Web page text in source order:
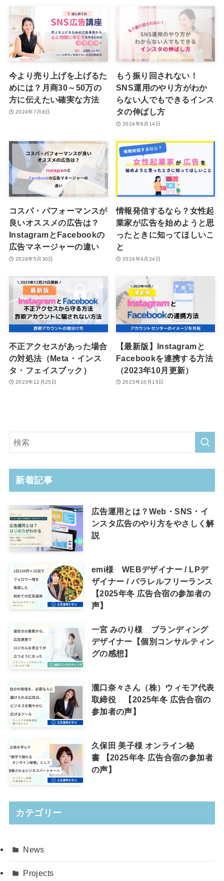
今より売り上げを上げるた
めには？月商30～50万の
方に伝えたい確実な方法
2024年7月8日
もう振り回されない！
SNS運用のやり方がわか
らない人でもできるインス
タの伸ばし方
2024年6月14日
コスパ・パフォーマンスが
良いオススメの広告は？
InstagramとFacebookの
広告マネージャーの違い
2024年5月30日
情報発信するなら？女性起
業家が広告を始めようと思
ったときに知ってほしいこ
と
2024年4月24日
不正アクセスがあった場合
の対処法（Meta・インス
タ・フェイスブック）
2023年12月25日
【最新版】Instagramと
Facebookを連携する方法
（2023年10月更新）
2023年10月15日
新着記事
広告運用とは？Web・SNS・イ
ンスタ広告のやり方をやさしく解
説
emi様 WEBデザイナー / LPデ
ザイナー / パラレルフリーランス
【2025年冬 広告合宿の参加者の
声】
一宮 みのり様 ブランディング
デザイナー【個別コンサルティン
グの感想】
瀧口奈々さん（株）ウィモア代表
取締役 【2025年冬 広告合宿の
参加者の声】
久保田 美子様 オンライン秘
書 【2025年冬 広告合宿の参加者
の声】
カテゴリー
News
Projects